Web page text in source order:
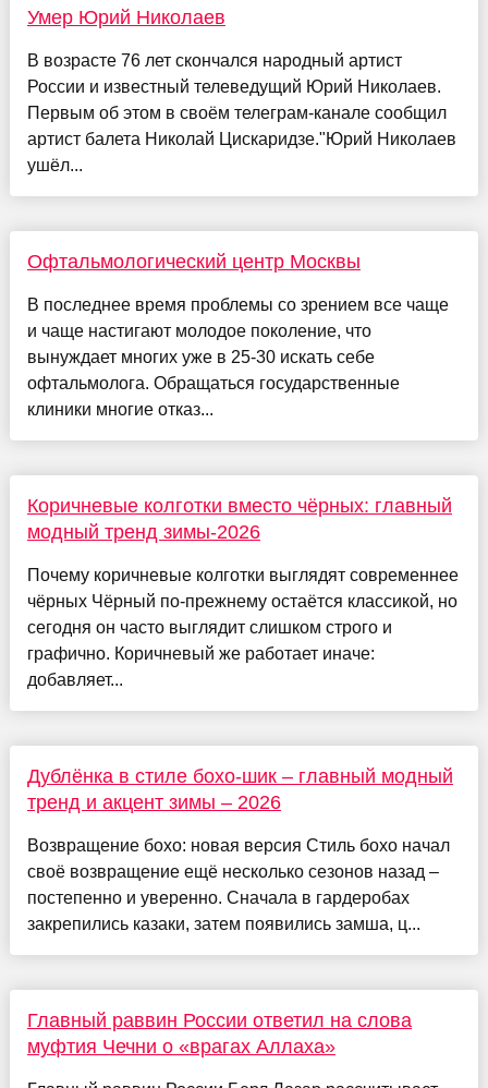
Умер Юрий Николаев
В возрасте 76 лет скончался народный артист
России и известный телеведущий Юрий Николаев.
Первым об этом в своём телеграм-канале сообщил
артист балета Николай Цискаридзе."Юрий Николаев
ушёл...
Офтальмологический центр Москвы
В последнее время проблемы со зрением все чаще
и чаще настигают молодое поколение, что
вынуждает многих уже в 25-30 искать себе
офтальмолога. Обращаться государственные
клиники многие отказ...
Коричневые колготки вместо чёрных: главный
модный тренд зимы-2026
Почему коричневые колготки выглядят современнее
чёрных Чёрный по-прежнему остаётся классикой, но
сегодня он часто выглядит слишком строго и
графично. Коричневый же работает иначе:
добавляет...
Дублёнка в стиле бохо-шик – главный модный
тренд и акцент зимы – 2026
Возвращение бохо: новая версия Стиль бохо начал
своё возвращение ещё несколько сезонов назад –
постепенно и уверенно. Сначала в гардеробах
закрепились казаки, затем появились замша, ц...
Главный раввин России ответил на слова
муфтия Чечни о «врагах Аллаха»